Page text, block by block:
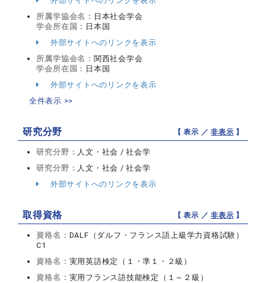
所属学協会名： 日本社会学会
学会所在国： 日本国
外部サイトへのリンクを表示
所属学協会名： 関西社会学会
学会所在国： 日本国
外部サイトへのリンクを表示
全件表示 >>
研究分野 【 表示 ／非表示 】
研究分野： 人文・社会 / 社会学
研究分野： 人文・社会 / 社会学
外部サイトへのリンクを表示
取得資格 【 表示 ／非表示 】
資格名： DALF（ダルフ・フランス語上級学力資格試験）
C1
資格名： 実用英語検定（１・準１・２級）
資格名： 実用フランス語技能検定（１～２級）